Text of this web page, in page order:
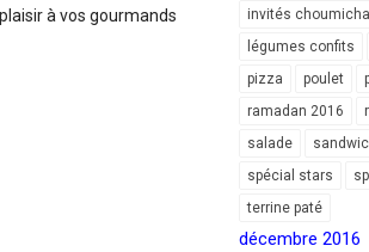
à vos gourmands
invités choumicha
légumes confits
pizza
poulet
ramadan 2016
salade
spécial stars
terrine paté
décembre 2016